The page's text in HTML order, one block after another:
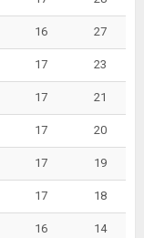
16 27
17 23
17 21
17 20
17 19
17 18
16 14